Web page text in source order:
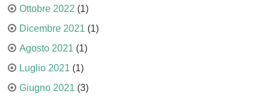
Ottobre 2022 (1)
Dicembre 2021(1)
Agosto 2021(1)
Luglio 2021(1)
Giugno 2021(3)